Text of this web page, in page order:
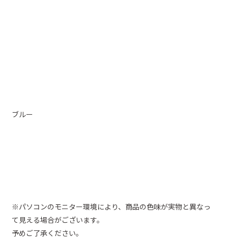
ブルー
※パソコンのモニター環境により、商品の色味が実物と異なっ
て見える場合がございます。
予めご了承ください。